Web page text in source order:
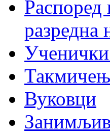
Распоред
разредна
Вуковци